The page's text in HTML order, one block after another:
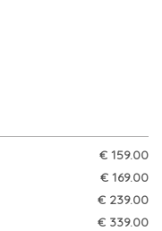
€ 159.00
€ 169.00
€ 239.00
€ 339.00